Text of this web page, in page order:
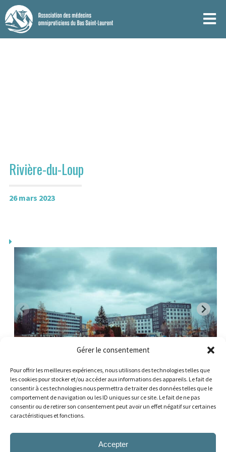
Gérer le consentement
Pour offrir les meilleures expériences, nous utilisons des technologies telles que
les cookies pour stocker et/ou accéder aux informations des appareils. Le fait de
consentir à ces technologies nous permettra de traiter des données telles que le
comportement de navigation ou les ID uniques sur ce site. Le fait de ne pas
consentir ou de retirer son consentement peut avoir un effet négatif sur certaines
caractéristiques et fonctions.
Accepter
Rivière-du-Loup
26 mars 2023
Grand-Portage
ARTICLE PRÉCÉDENT
ARTICLE SUIVANT